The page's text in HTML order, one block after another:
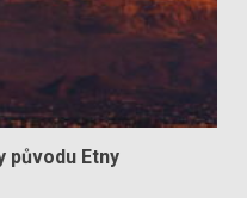
původu Etny